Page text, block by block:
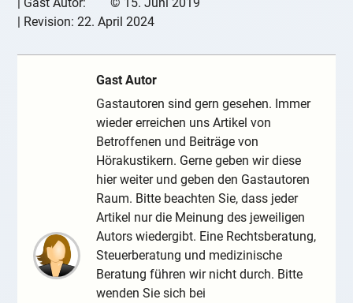
| Revision:22. April 2024
Gast Autor
Gastautoren sind gern gesehen. Immer
wieder erreichen uns Artikel von
Betroffenen und Beiträge von
Hörakustikern. Gerne geben wir diese
hier weiter und geben den Gastautoren
Raum. Bitte beachten Sie, dass jeder
Artikel nur die Meinung des jeweiligen
Autors wiedergibt. Eine Rechtsberatung,
Steuerberatung und medizinische
Beratung führen wir nicht durch. Bitte
wenden Sie sich bei